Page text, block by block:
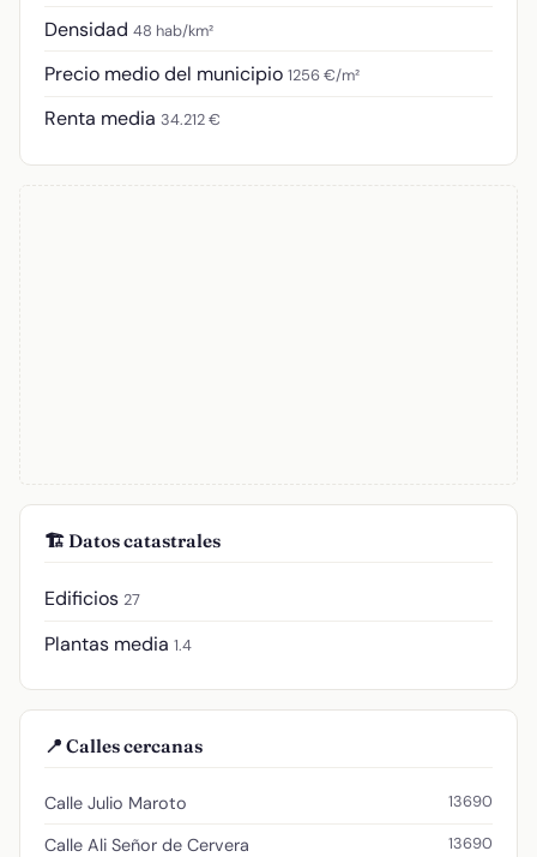
Densidad 48 hab/km²
Precio medio del municipio 1256 €/m²
Renta media 34.212 €
🏗️ Datos catastrales
Edificios 27
Plantas media 1.4
📍 Calles cercanas
Calle Julio Maroto 13690
Calle Ali Señor de Cervera 13690